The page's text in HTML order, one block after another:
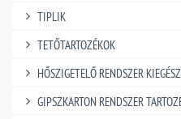
TIPLIK
TETŐTARTOZÉKOK
HŐSZIGETELŐ RENDSZER
GIPSZKARTON RENDSZER